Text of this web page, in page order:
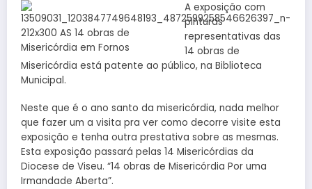
A exposição com
pinturas
representativas das
14 obras de
Misericórdia está patente ao público, na Biblioteca
Municipal.
Neste que é o ano santo da misericórdia, nada melhor
que fazer um a visita pra ver como decorre visite esta
exposição e tenha outra prestativa sobre as mesmas.
Esta exposição passará pelas 14 Misericórdias da
Diocese de Viseu. “14 obras de Misericórdia Por uma
Irmandade Aberta”.